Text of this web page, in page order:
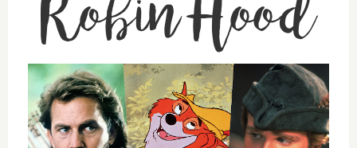
Robin Hood